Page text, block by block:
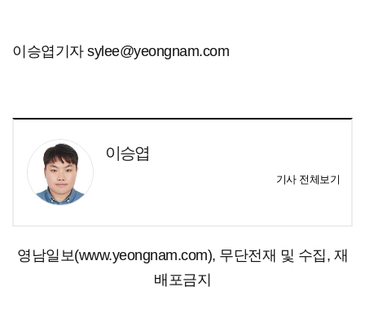
이승엽기자 sylee@yeongnam.com
이승엽
기사 전체보기
영남일보(www.yeongnam.com), 무단전재 및 수집, 재
배포금지